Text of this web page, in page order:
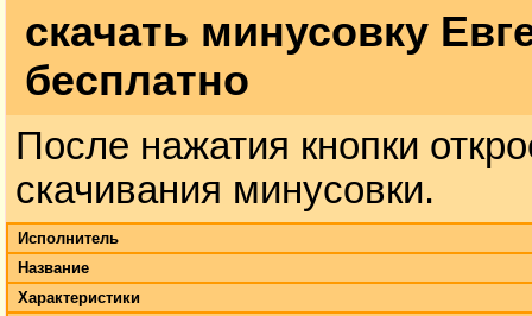
скачать минусовку
бесплатно
После нажатия кнопки
скачивания минусовки.
Исполнитель
Название
Характеристики